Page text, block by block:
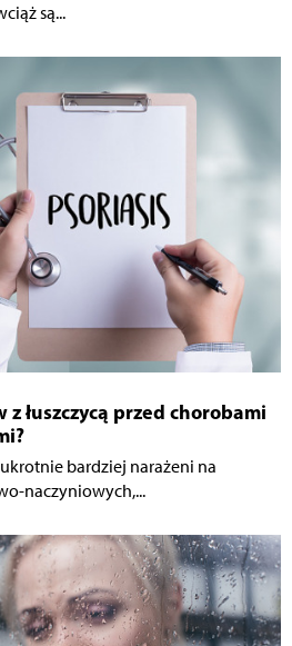
są...
łuszczycą przed chorobami
bardziej narażeni na
naczyniowych,...